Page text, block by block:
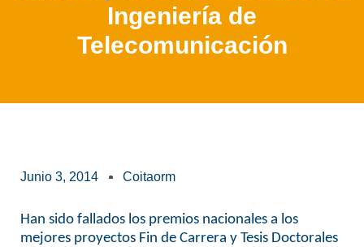
Ingeniería de
Telecomunicación
Junio 3, 2014 Coitaorm
Han sido fallados los premios nacionales a los
mejores proyectos Fin de Carrera y Tesis Doctorales